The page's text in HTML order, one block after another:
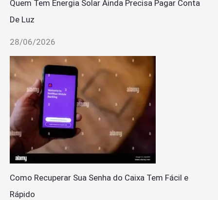
Quem Tem Energia Solar Ainda Precisa Pagar Conta
De Luz
28/06/2026
Como Recuperar Sua Senha do Caixa Tem Fácil e
Rápido